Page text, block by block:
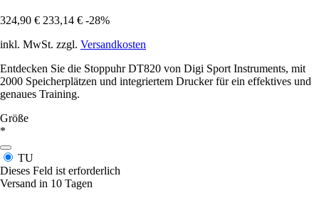
324,90 € 233,14 € -28%
inkl. MwSt. zzgl. Versandkosten
Entdecken Sie die Stoppuhr DT820 von Digi Sport Instruments, mit
2000 Speicherplätzen und integriertem Drucker für ein effektives und
genaues Training.
Größe
*
TU
Dieses Feld ist erforderlich
Versand in 10 Tagen